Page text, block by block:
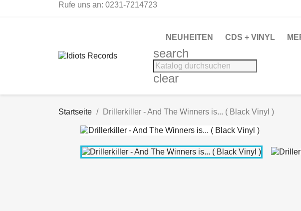
Rufe uns an: 0231-7214723
NEUHEITEN CDS + VINYL
search
clear
Startseite Drillerkiller - And The Winners is... ( Black Vinyl )